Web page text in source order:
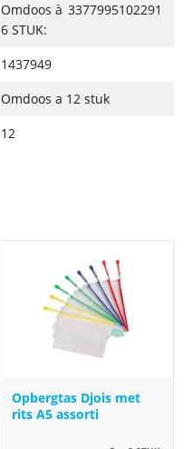
Omdoos à
6 STUK:
3377995102291
1437949
Omdoos a 12 stuk
12
Opbergtas Djois met
rits A5 assorti